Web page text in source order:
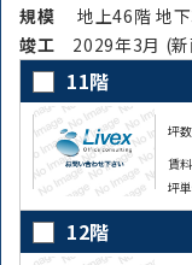
規模
地上46階 地
竣⼯ 2029年3月 (
11階
坪数
賃料
坪
12階